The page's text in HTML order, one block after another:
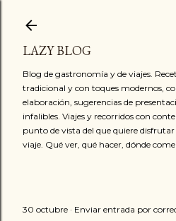
LAZY BLOG
Blog de gastronomía y de viajes.
tradicional y con toques modernos,
elaboración, sugerencias de
infalibles. Viajes y recorridos con
punto de vista del que quiere
viaje. Qué ver, qué hacer, dónde
30 octubre Enviar entrada por